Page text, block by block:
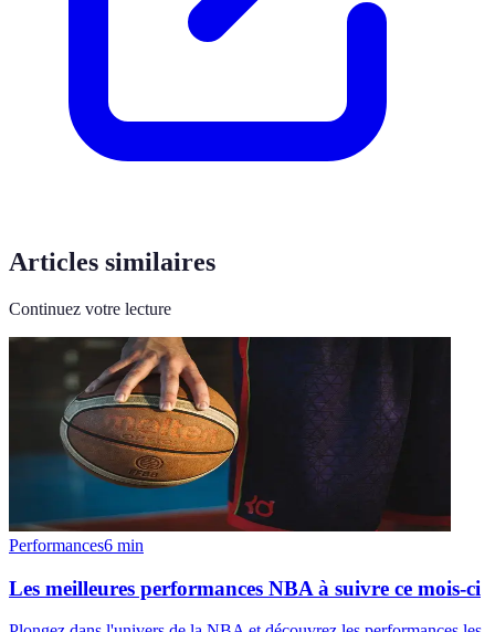
Articles similaires
Continuez votre lecture
Performances6 min
Les meilleures performances NBA à suivre ce mois-ci